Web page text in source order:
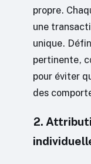
propre.
une
unique.
pertinente,
pour éviter
des
2.